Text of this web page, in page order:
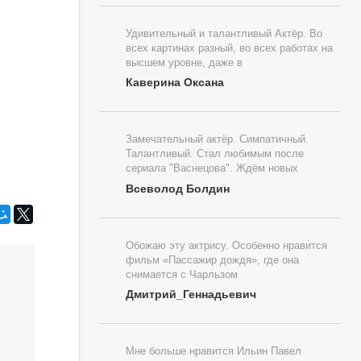
Удивительный и талантливый Актёр. Во
всех картинах разный, во всех работах на
высшем уровне, даже в
Каверина Оксана
Замечательный актёр. Симпатичный.
Талантливый. Стал любимым после
сериала "Васнецова". Ждём новых
Всеволод Болдин
Обожаю эту актрису. Особенно нравится
фильм «Пассажир дождя», где она
снимается с Чарльзом
Дмитрий_Геннадьевич
Мне больше нравится Ильин Павел